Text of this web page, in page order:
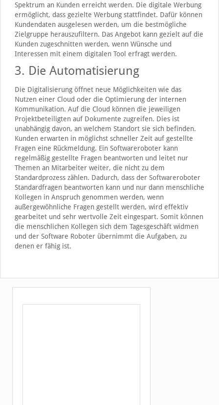
Spektrum an Kunden erreicht werden. Die digitale Werbung
ermöglicht, dass gezielte Werbung stattfindet. Dafür können
Kundendaten ausgelesen werden, um die bestmögliche
Zielgruppe herauszufiltern. Das Angebot kann gezielt auf die
Kunden zugeschnitten werden, wenn Wünsche und
Interessen mit einem digitalen Tool erfragt werden.
3. Die Automatisierung
Die Digitalisierung öffnet neue Möglichkeiten wie das
Nutzen einer Cloud oder die Optimierung der internen
Kommunikation. Auf die Cloud können die jeweiligen
Projektbeteiligten auf Dokumente zugreifen. Dies ist
unabhängig davon, an welchem Standort sie sich befinden.
Kunden erwarten in möglichst schneller Zeit auf gestellte
Fragen eine Rückmeldung. Ein Softwareroboter kann
regelmäßig gestellte Fragen beantworten und leitet nur
Themen an Mitarbeiter weiter, die nicht zu dem
Standardprozess zählen. Dadurch, dass der Softwareroboter
Standardfragen beantworten kann und nur dann menschliche
Kollegen in Anspruch genommen werden, wenn
außergewöhnliche Fragen gestellt werden, wird effektiv
gearbeitet und sehr wertvolle Zeit eingespart. Somit können
die menschlichen Kollegen sich dem Tagesgeschäft widmen
und der Software Roboter übernimmt die Aufgaben, zu
denen er fähig ist.